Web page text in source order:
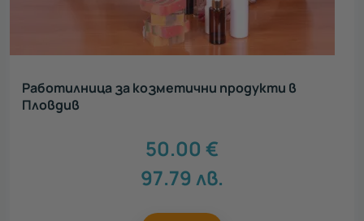
Работилница за козметични продукти в
Пловдив
50.00 €
97.79 лв.